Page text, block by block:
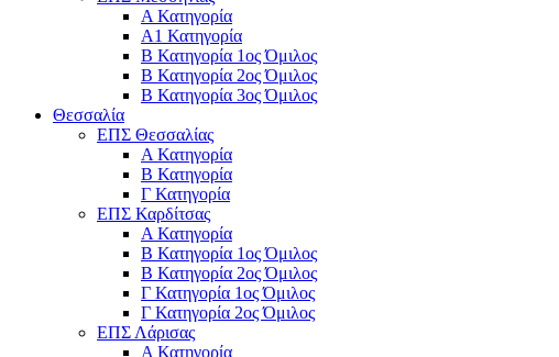
Α Κατηγορία
Α1 Κατηγορία
Β Κατηγορία 1ος Όμιλος
Β Κατηγορία 2ος Όμιλος
Β Κατηγορία 3ος Όμιλος
Θεσσαλία
ΕΠΣ Θεσσαλίας
Α Κατηγορία
Β Κατηγορία
Γ Κατηγορία
ΕΠΣ Καρδίτσας
Α Κατηγορία
Β Κατηγορία 1ος Όμιλος
Β Κατηγορία 2ος Όμιλος
Γ Κατηγορία 1ος Όμιλος
Γ Κατηγορία 2ος Όμιλος
ΕΠΣ Λάρισας
Α Κατηγορία